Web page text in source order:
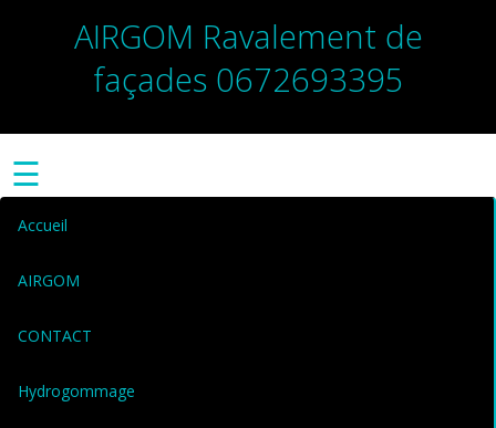
AIRGOM Ravalement de
façades 0672693395
☰
Accueil
AIRGOM
CONTACT
Hydrogommage